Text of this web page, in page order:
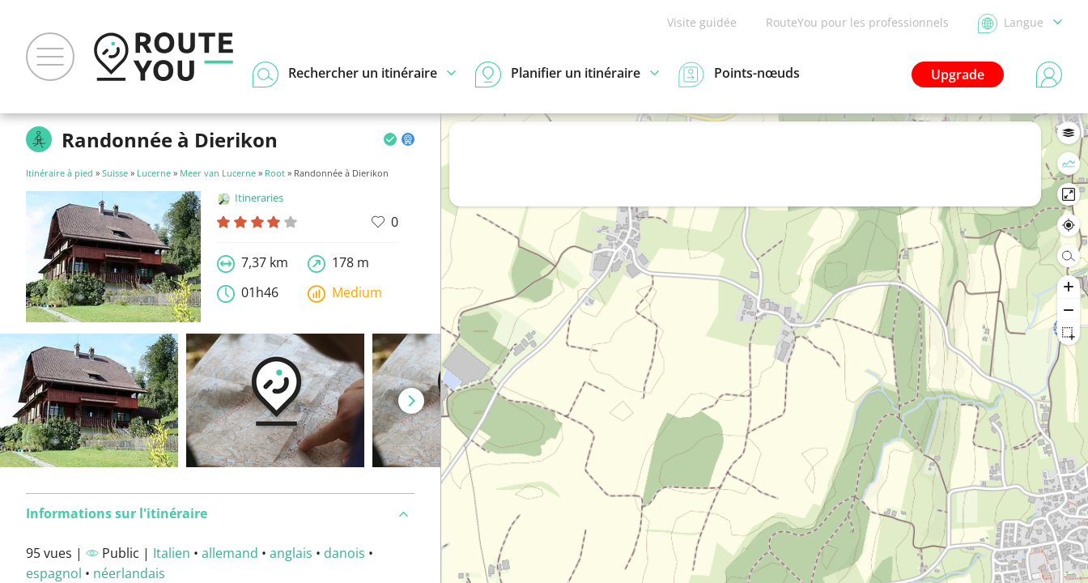
Visite guidée RouteYou pour les professionnels Langue
Upgrade
Rechercher un itinéraire Planifier un itinéraire Points-nœuds
Randonnée à Dierikon
Itinéraire à pied » Suisse » Lucerne » Meer van Lucerne » Root » Randonnée à Dierikon
Itineraries
0
7,37 km
178 m
01h46
Medium
Informations sur l'itinéraire
95 vues | Public | Italien • allemand • anglais • danois •
espagnol • néerlandais